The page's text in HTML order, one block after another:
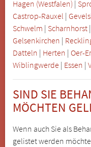
Hagen (Westfalen) |
Castrop-Rauxel |
Schwelm | Scharnhorst |
Gelsenkirchen |
Datteln | Herten | Oer-
Wiblingwerde | Essen |
SIND SIE
MÖCHTEN
Wenn auch Sie als
gelistet werden